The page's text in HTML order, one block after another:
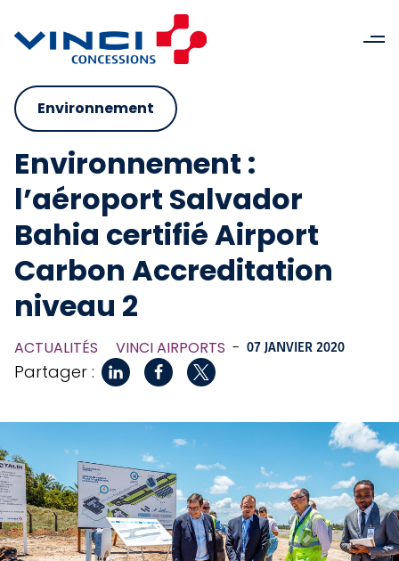
Environnement
Environnement :
l’aéroport Salvador
Bahia certifié Airport
Carbon Accreditation
niveau 2
ACTUALITÉS VINCI AIRPORTS - 07 JANVIER 2020
Partager :